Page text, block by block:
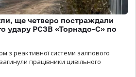
ще четверо постраждали
удару РСЗВ «Торнадо-С» по
з реактивної системи залпового
працівники цивільного